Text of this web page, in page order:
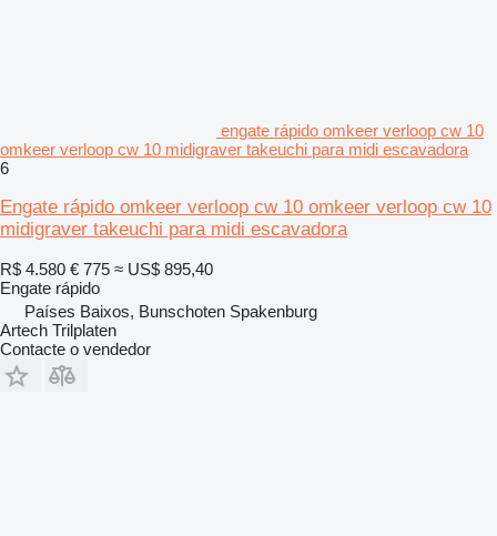
engate rápido omkeer verloop cw 10
omkeer verloop cw 10 midigraver takeuchi para midi escavadora
6
Engate rápido omkeer verloop cw 10 omkeer verloop cw 10
midigraver takeuchi para midi escavadora
R$ 4.580 € 775 ≈ US$ 895,40
Engate rápido
Países Baixos, Bunschoten Spakenburg
Artech Trilplaten
Contacte o vendedor